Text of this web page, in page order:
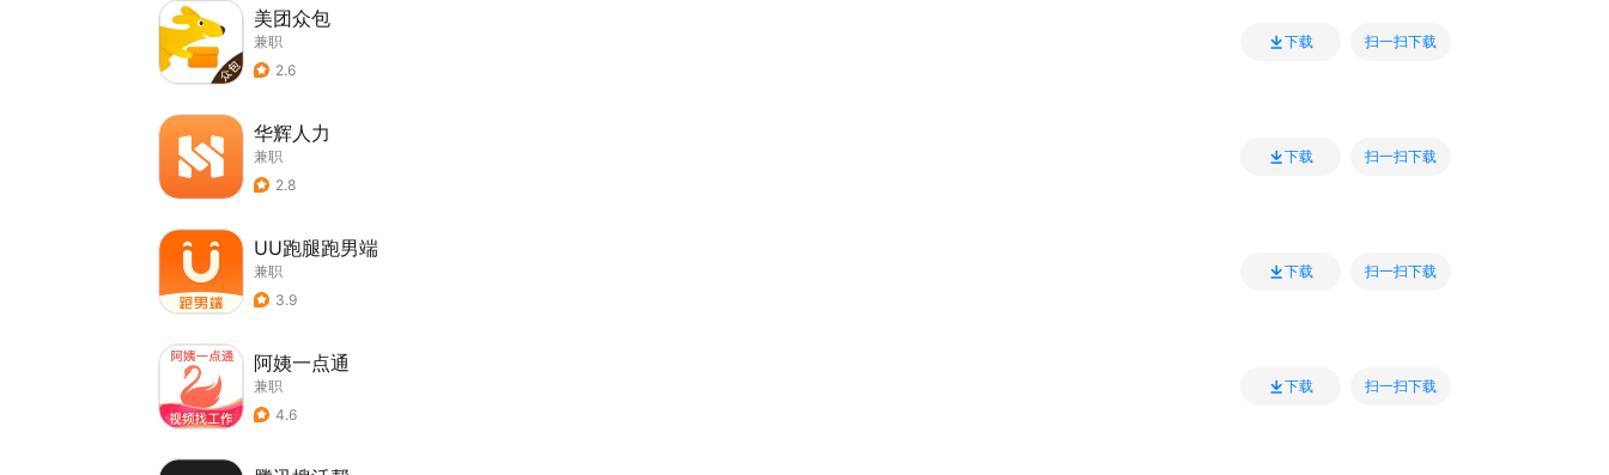
美团众包
兼职
2.6
下载 扫一扫下载
华辉人力
兼职
2.8
下载 扫一扫下载
UU跑腿跑男端
兼职
3.9
下载 扫一扫下载
阿姨一点通
兼职
4.6
下载 扫一扫下载